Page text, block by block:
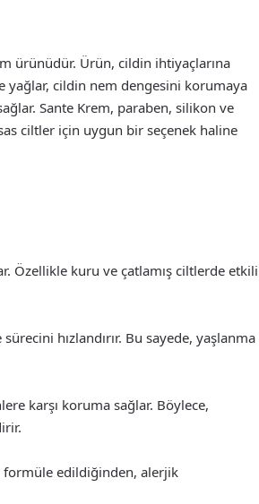
ürünüdür. Ürün, cildin ihtiyaçlarına
cildin nem dengesini korumaya
Sante Krem, paraben, silikon ve
ciltler için uygun bir seçenek haline
Özellikle kuru ve çatlamış ciltlerde etkili
hızlandırır. Bu sayede, yaşlanma
karşı koruma sağlar. Böylece,
formüle edildiğinden, alerjik